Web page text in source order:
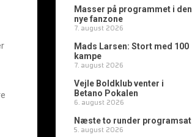
Masser på programmet i den
nye fanzone
7. august 2026
Mads Larsen: Stort med 100
kampe
7. august 2026
Vejle Boldklub venter i
Betano Pokalen
6. august 2026
Næste to runder programsat
5. august 2026